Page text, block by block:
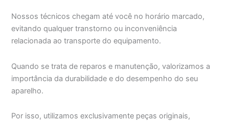
Nossos técnicos chegam até você no horário marcado,
evitando qualquer transtorno ou inconveniência
relacionada ao transporte do equipamento.
Quando se trata de reparos e manutenção, valorizamos a
importância da durabilidade e do desempenho do seu
aparelho.
Por isso, utilizamos exclusivamente peças originais,